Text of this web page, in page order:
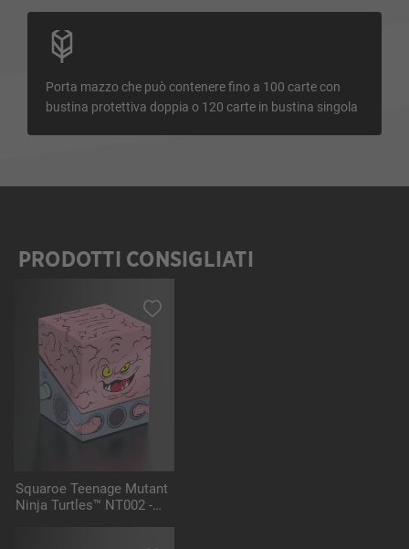
Porta mazzo che può contenere fino a 100 carte con
bustina protettiva doppia o 120 carte in bustina singola
Salta la galleria dei prodotti
PRODOTTI CONSIGLIATI
Squaroe Teenage Mutant
Ninja Turtles™ NT002 -